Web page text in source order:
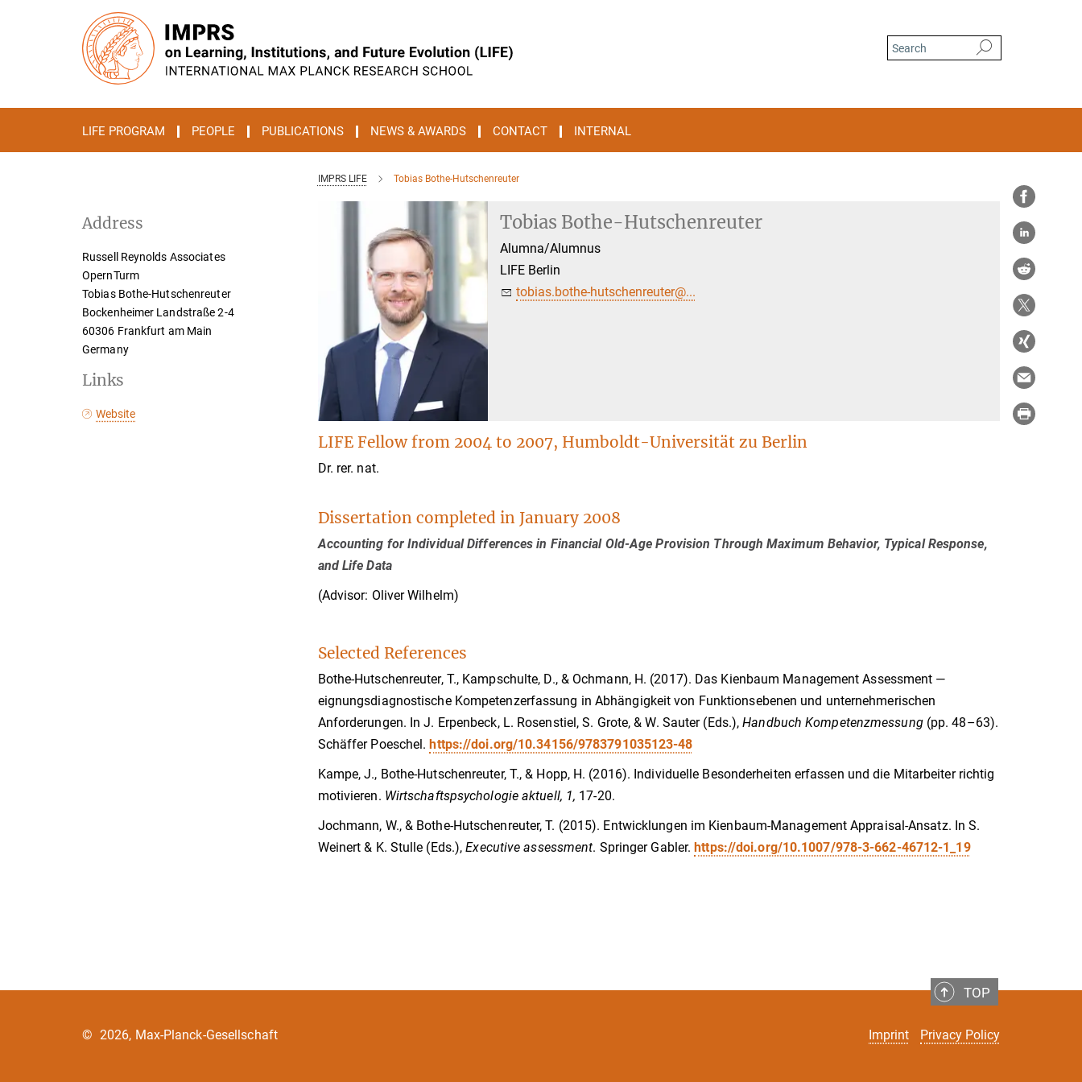
LIFE PROGRAM PEOPLE PUBLICATIONS NEWS & AWARDS CONTACT INTERNAL
IMPRS LIFE Tobias Bothe-Hutschenreuter
Tobias Bothe-Hutschenreuter
Alumna/Alumnus
LIFE Berlin
tobias.bothe-hutschenreuter@...
LIFE Fellow from 2004 to 2007, Humboldt-Universität zu Berlin
Dr. rer. nat.
Dissertation completed in January 2008
Accounting for Individual Differences in Financial Old-Age Provision Through Maximum Behavior, Typical Response,
and Life Data
(Advisor: Oliver Wilhelm)
Selected References
Bothe-Hutschenreuter, T., Kampschulte, D., & Ochmann, H. (2017). Das Kienbaum Management Assessment —
eignungsdiagnostische Kompetenzerfassung in Abhängigkeit von Funktionsebenen und unternehmerischen
Anforderungen. In J. Erpenbeck, L. Rosenstiel, S. Grote, & W. Sauter (Eds.),Handbuch Kompetenzmessung(pp. 48–63).
Schäffer Poeschel.https://doi.org/10.34156/9783791035123-48
Kampe, J., Bothe-Hutschenreuter, T., & Hopp, H. (2016). Individuelle Besonderheiten erfassen und die Mitarbeiter richtig
motivieren. Wirtschaftspsychologie aktuell, 1, 17-20.
Jochmann, W., & Bothe-Hutschenreuter, T. (2015). Entwicklungen im Kienbaum-Management Appraisal-Ansatz. In S.
Weinert & K. Stulle (Eds.),Executive assessment. Springer Gabler.https://doi.org/10.1007/978-3-662-46712-1_19
Address
Russell Reynolds Associates
OpernTurm
Tobias Bothe-Hutschenreuter
Bockenheimer Landstraße 2-4
60306 Frankfurt am Main
Germany
Links
Website
TOP
Imprint Privacy Policy
© 2026, Max-Planck-Gesellschaft